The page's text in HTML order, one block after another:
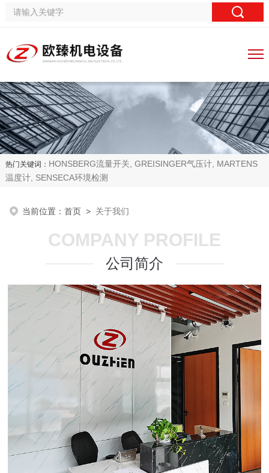
热门关键词： HONSBERG流量开关, GREISINGER气压计, MARTENS
温度计, SENSECA环境检测
当前位置：首页 > 关于我们
COMPANY PROFILE
公司简介